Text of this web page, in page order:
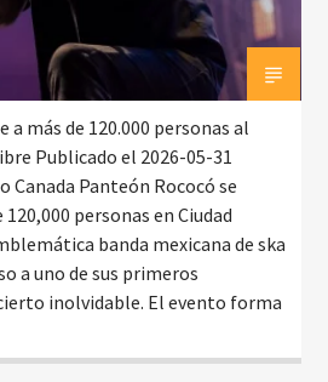
más de 120.000 personas al
Publicado el 2026-05-31
Canada Panteón Rococó se
personas en Ciudad
banda mexicana de ska
a uno de sus primeros
inolvidable. El evento forma